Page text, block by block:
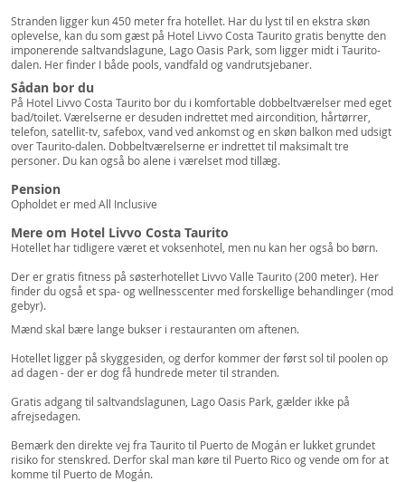
Stranden ligger kun 450 meter fra hotellet. Har du lyst til en ekstra skøn
oplevelse, kan du som gæst på Hotel Livvo Costa Taurito gratis benytte den
imponerende saltvandslagune, Lago Oasis Park, som ligger midt i Taurito-
dalen. Her finder I både pools, vandfald og vandrutsjebaner.
Sådan bor du
På Hotel Livvo Costa Taurito bor du i komfortable dobbeltværelser med eget
bad/toilet. Værelserne er desuden indrettet med aircondition, hårtørrer,
telefon, satellit-tv, safebox, vand ved ankomst og en skøn balkon med udsigt
over Taurito-dalen. Dobbeltværelserne er indrettet til maksimalt tre
personer. Du kan også bo alene i værelset mod tillæg.
Pension
Opholdet er med All Inclusive
Mere om Hotel Livvo Costa Taurito
Hotellet har tidligere været et voksenhotel, men nu kan her også bo børn.
Der er gratis fitness på søsterhotellet Livvo Valle Taurito (200 meter). Her
finder du også et spa- og wellnesscenter med forskellige behandlinger (mod
gebyr).
Mænd skal bære lange bukser i restauranten om aftenen.
Hotellet ligger på skyggesiden, og derfor kommer der først sol til poolen op
ad dagen - der er dog få hundrede meter til stranden.
Gratis adgang til saltvandslagunen, Lago Oasis Park, gælder ikke på
afrejsedagen.
Bemærk den direkte vej fra Taurito til Puerto de Mogán er lukket grundet
risiko for stenskred. Derfor skal man køre til Puerto Rico og vende om for at
komme til Puerto de Mogán.